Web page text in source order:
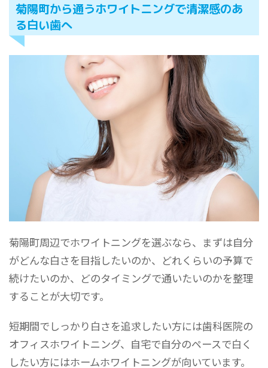
菊陽町から通うホワイトニングで清潔感のあ
る白い歯へ
菊陽町周辺でホワイトニングを選ぶなら、まずは自分
がどんな白さを目指したいのか、どれくらいの予算で
続けたいのか、どのタイミングで通いたいのかを整理
することが大切です。
短期間でしっかり白さを追求したい方には歯科医院の
オフィスホワイトニング、自宅で自分のペースで白く
したい方にはホームホワイトニングが向いています。